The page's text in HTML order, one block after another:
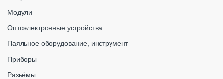
Модули
Оптоэлектронные устройства
Паяльное оборудование, инструмент
Приборы
Разьёмы